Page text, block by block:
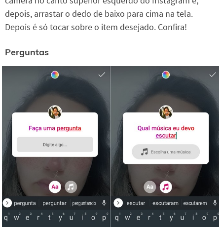
depois, arrastar o dedo de baixo para cima na tela.
Depois é só tocar sobre o item desejado. Confira!
Perguntas